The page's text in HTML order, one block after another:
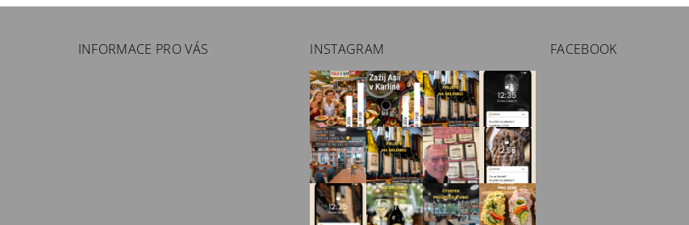
INFORMACE PRO VÁS INSTAGRAM FACEBOOK